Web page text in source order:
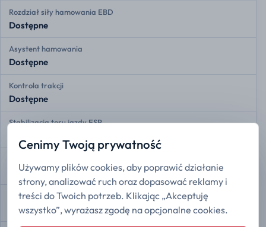
Rozdział siły hamowania EBD
Dostępne
Asystent hamowania
Dostępne
Kontrola trakcji
Dostępne
Stabilizacja toru jazdy ESP
Dostępne
Ostrzeganie przed opuszczeniem pasa
Dostępne
Cenimy Twoją prywatność
Używamy plików cookies, aby poprawić działanie
strony, analizować ruch oraz dopasować reklamy i
treści do Twoich potrzeb. Klikając „Akceptuję
wszystko”, wyrażasz zgodę na opcjonalne cookies.